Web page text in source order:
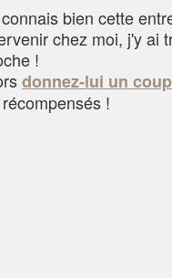
bien cette
chez moi, j'y ai
!
donnez-lui un
!